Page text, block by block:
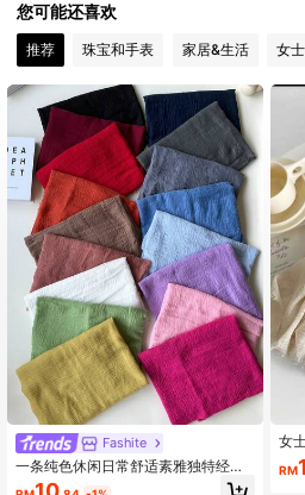
4.92 5.1K 关注人数
4.92 5.1K 关注人数
4.92 5.1K 关注人数
4.92 5.1K 关注人数
4.92 5.1K 关注人数
5.1K 关注人数
5.1K 关注人数
您可能还喜欢
推荐 珠宝和手表 家居&生活 女
Fashite
一条纯色休闲日常舒适素雅独特经典
春秋新款百搭沙滩海边包头防晒好看
女
巾
RM